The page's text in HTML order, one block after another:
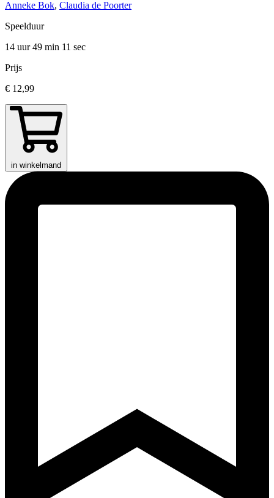
Anneke Bok, Claudia de Poorter
Speelduur
14 uur 49 min 11 sec
Prijs
€ 12,99
in winkelmand